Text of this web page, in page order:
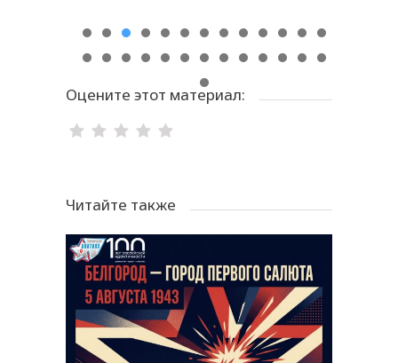
Оцените этот материал:
Читайте также